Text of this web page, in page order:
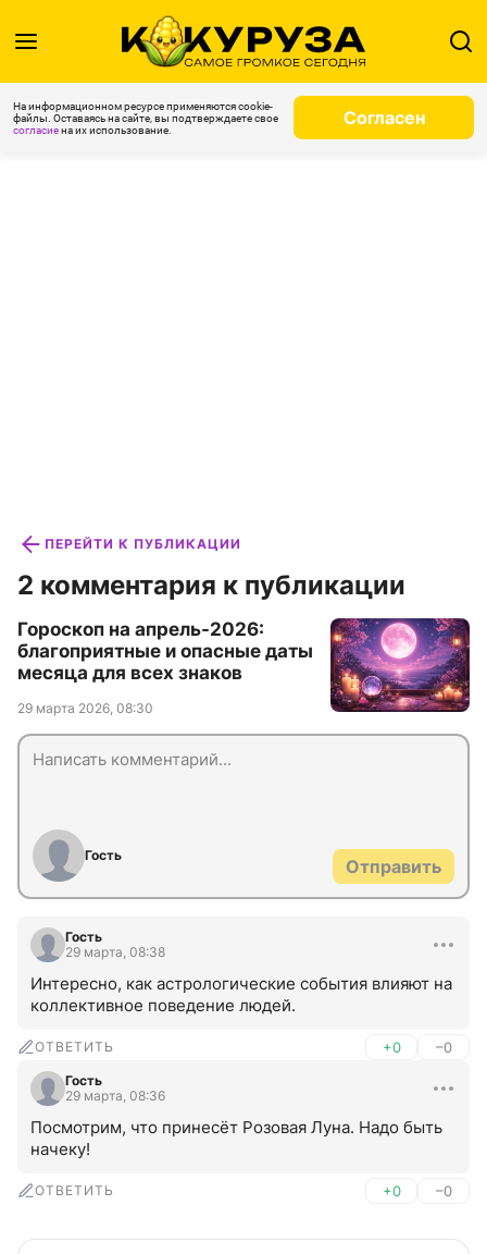
На информационном ресурсе применяются cookie-
файлы. Оставаясь на сайте, вы подтверждаете свое
согласиена их использование.
Согласен
ПЕРЕЙТИ К ПУБЛИКАЦИИ
2 комментария к публикации
Гороскоп на апрель-2026:
благоприятные и опасные даты
месяца для всех знаков
29 марта 2026, 08:30
Гость
Отправить
Гость
29 марта, 08:38
Интересно, как астрологические события влияют на
коллективное поведение людей.
ОТВЕТИТЬ +0 –0
Гость
29 марта, 08:36
Посмотрим, что принесёт Розовая Луна. Надо быть
начеку!
ОТВЕТИТЬ +0 –0